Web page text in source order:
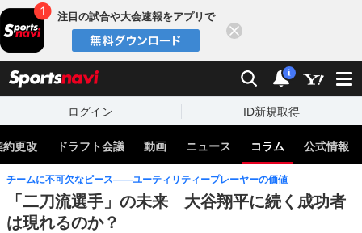
注目の試合や大会速報をアプリで
検索 通知
i
ログイン ID新規取得
約更改 ドラフト会議 動画 ニュース コラム 公式情報
チームに不可欠なピース――ユーティリティープレーヤーの価値
「二刀流選手」の未来 大谷翔平に続く成功者
は現れるのか？